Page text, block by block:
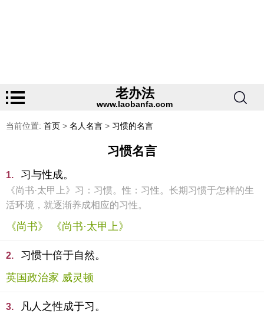
老办法
www.laobanfa.com
当前位置: 首页 > 名人名言 > 习惯的名言
习惯名言
1. 习与性成。
《尚书·太甲上》习：习惯。性：习性。长期习惯于怎样的生
活环境，就逐渐养成相应的习性。
《尚书》 《尚书·太甲上》
2.
习惯十倍于自然。
英国政治家 威灵顿
3.
凡人之性成于习。